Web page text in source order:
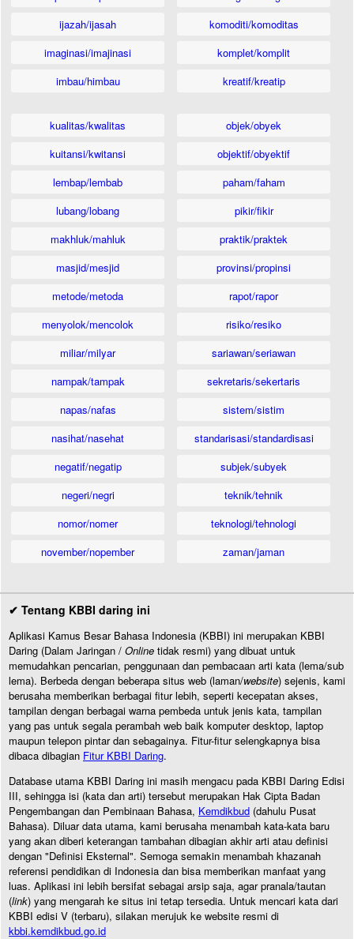
ijazah/ijasah
imaginasi/imajinasi
imbau/himbau
komoditi/komoditas
komplet/komplit
kreatif/kreatip
kualitas/kwalitas
kuitansi/kwitansi
lembap/lembab
lubang/lobang
makhluk/mahluk
masjid/mesjid
metode/metoda
menyolok/mencolok
miliar/milyar
nampak/tampak
napas/nafas
nasihat/nasehat
negatif/negatip
negeri/negri
nomor/nomer
november/nopember
objek/obyek
objektif/obyektif
paham/faham
pikir/fikir
praktik/praktek
provinsi/propinsi
rapot/rapor
risiko/resiko
sariawan/seriawan
sekretaris/sekertaris
sistem/sistim
standarisasi/standardisasi
subjek/subyek
teknik/tehnik
teknologi/tehnologi
zaman/jaman
✔ Tentang KBBI daring ini
Aplikasi Kamus Besar Bahasa Indonesia (KBBI) ini merupakan KBBI
Daring (Dalam Jaringan / Online tidak resmi) yang dibuat untuk
memudahkan pencarian, penggunaan dan pembacaan arti kata (lema/sub
lema). Berbeda dengan beberapa situs web (laman/website) sejenis, kami
berusaha memberikan berbagai fitur lebih, seperti kecepatan akses,
tampilan dengan berbagai warna pembeda untuk jenis kata, tampilan
yang pas untuk segala perambah web baik komputer desktop, laptop
maupun telepon pintar dan sebagainya. Fitur-fitur selengkapnya bisa
dibaca dibagian Fitur KBBI Daring.
Database utama KBBI Daring ini masih mengacu pada KBBI Daring Edisi
III, sehingga isi (kata dan arti) tersebut merupakan Hak Cipta Badan
Pengembangan dan Pembinaan Bahasa, Kemdikbud (dahulu Pusat
Bahasa). Diluar data utama, kami berusaha menambah kata-kata baru
yang akan diberi keterangan tambahan dibagian akhir arti atau definisi
dengan "Definisi Eksternal". Semoga semakin menambah khazanah
referensi pendidikan di Indonesia dan bisa memberikan manfaat yang
luas. Aplikasi ini lebih bersifat sebagai arsip saja, agar pranala/tautan
(link) yang mengarah ke situs ini tetap tersedia. Untuk mencari kata dari
KBBI edisi V (terbaru), silakan merujuk ke website resmi di
kbbi.kemdikbud.go.id